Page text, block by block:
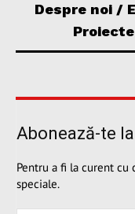
Despre noi /
Abonează-te
Pentru a fi la curent
speciale.